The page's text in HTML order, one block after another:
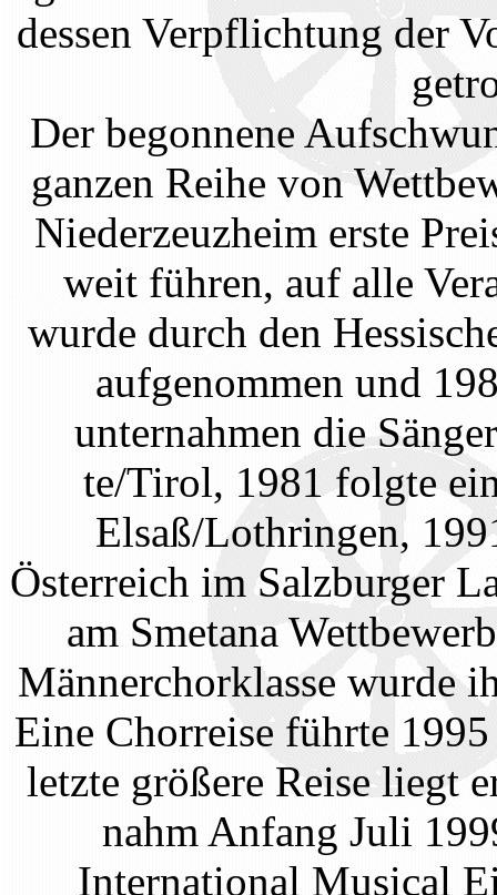
dessen Verpflichtung der
Der begonnene
ganzen Reihe von
Niederzeuzheim erste
weit führen, auf alle
wurde durch den
aufgenommen und
unternahmen die
te/Tirol, 1981 folgte
Elsaß/Lothringen,
Österreich im Salzburger
am Smetana
Männerchorklasse wurde
Eine Chorreise führte
letzte größere Reise liegt
nahm Anfang Juli
International Musical